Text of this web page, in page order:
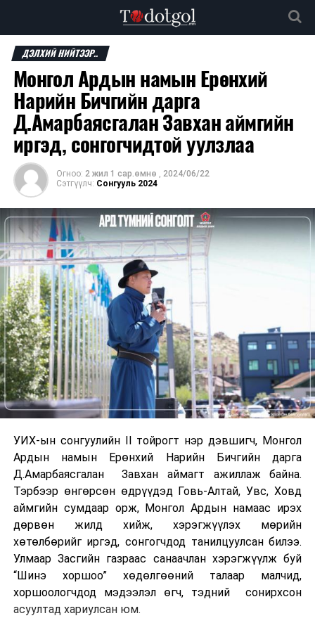
ДЭЛХИЙ НИЙТЭЭР..
Монгол Ардын намын Ерөнхий
Нарийн Бичгийн дарга
Д.Амарбаясгалан Завхан аймгийн
иргэд, сонгогчидтой уулзлаа
Огноо: 2 жил 1 сар.өмнө , 2024/06/22
Сэтгүүлч: Сонгууль 2024
УИХ-ын сонгуулийн II тойрогт нэр дэвшигч, Монгол
Ардын намын Ерөнхий Нарийн Бичгийн дарга
Д.Амарбаясгалан Завхан аймагт ажиллаж байна.
Тэрбээр өнгөрсөн өдрүүдэд Говь-Алтай, Увс, Ховд
аймгийн сумдаар орж, Монгол Ардын намаас ирэх
дөрвөн жилд хийж, хэрэгжүүлэх мөрийн
хөтөлбөрийг иргэд, сонгогчдод танилцуулсан билээ.
Улмаар Засгийн газраас санаачлан хэрэгжүүлж буй
“Шинэ хоршоо” хөдөлгөөний талаар малчид,
хоршоологчдод мэдээлэл өгч, тэдний сонирхсон
асуултад хариулсан юм.